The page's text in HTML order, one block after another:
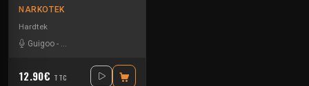
NARKOTEK
Hardtek
Guigoo - Mat Weasel busters
12.90€ TTC